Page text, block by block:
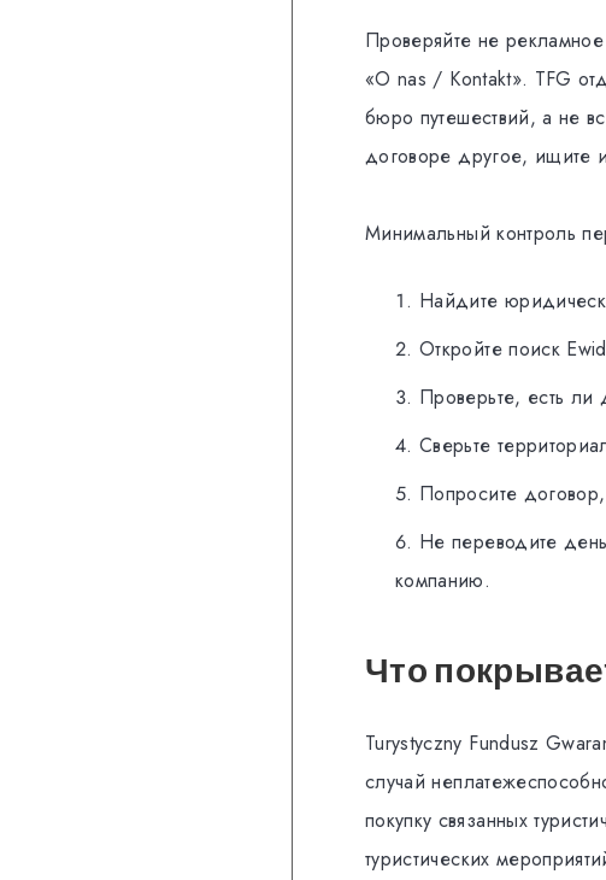
Проверяйте не
«O nas / Kontakt». TFG
бюро путешествий, а не
договоре другое, ищите
Минимальный контроль
Найдите
Откройте поиск
Проверьте, есть ли
Сверьте
Попросите
Не переводите
компанию.
Что
Turystyczny Fundusz
случай
покупку связанных
туристических